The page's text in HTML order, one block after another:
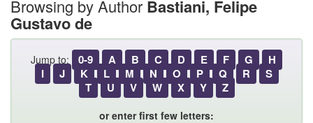
Browsing by Author Bastiani, Felipe
Gustavo de
Jump to: 0-9 A B C D E F G
H
I
J K L M N O P Q R
S
T
U V W X Y Z
or enter first few letters: